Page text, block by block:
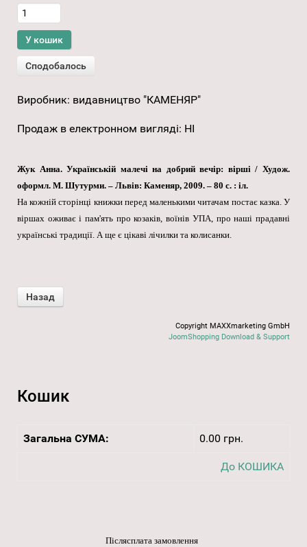
Виробник: видавництво "КАМЕНЯР"
Продаж в електронном вигляді: НІ
Жук Анна. Українській малечі на добрий вечір: вірші / Худож.
оформл. М. Шутурми. – Львів: Каменяр, 2009. – 80 с. : іл.
На кожній сторінці книжки перед маленькими читачам постає казка. У
віршах оживає і пам'ять про козаків, воїнів УПА, про наші прадавні
українські традиції. А ще є цікаві лічилки та колисанки.
Copyright MAXXmarketing GmbH
JoomShopping Download & Support
Кошик
Загальна СУМА: 0.00 грн.
До КОШИКА
Післясплата замовлення